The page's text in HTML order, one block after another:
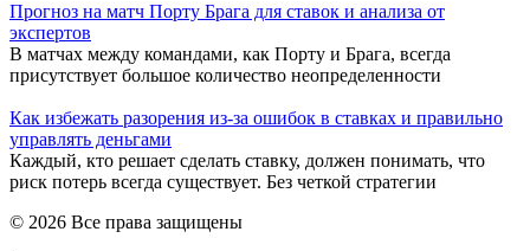
Прогноз на матч Порту Брага для ставок и анализа от
экспертов
В матчах между командами, как Порту и Брага, всегда
присутствует большое количество неопределенности
Как избежать разорения из-за ошибок в ставках и правильно
управлять деньгами
Каждый, кто решает сделать ставку, должен понимать, что
риск потерь всегда существует. Без четкой стратегии
© 2026 Все права защищены